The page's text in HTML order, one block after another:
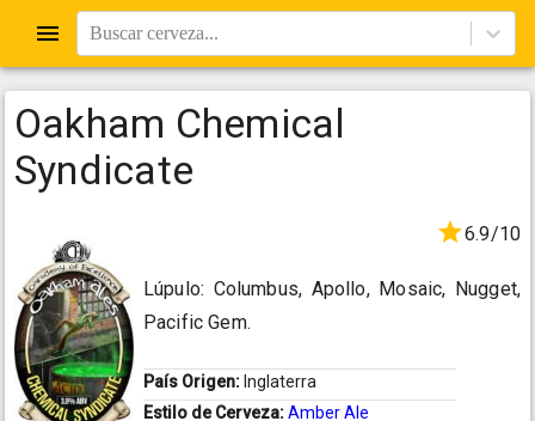
Buscar cerveza...
Oakham Chemical
Syndicate
6.9/10
Lúpulo: Columbus, Apollo, Mosaic, Nugget,
Pacific Gem.
País Origen: Inglaterra
Estilo de Cerveza:Amber Ale